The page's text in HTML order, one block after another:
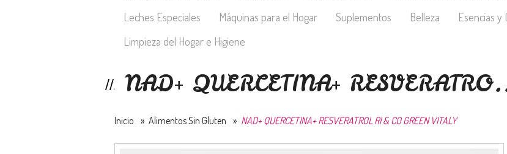
Leches Especiales
Máquinas para el Hogar Suplementos Belleza Esencias y
Limpieza del Hogar e Higiene
NAD+ QUERCETINA+
Inicio » Alimentos Sin Gluten » NAD+ QUERCETINA+ RESVERATROL RI & CO GREEN VITALY